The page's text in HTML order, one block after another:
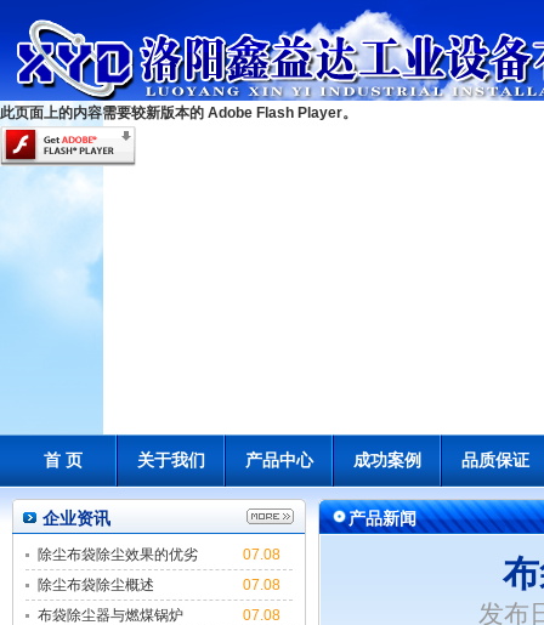
此页面上的内容需要较新版本的 Adobe Flash Player。
首 页 关于我们 产品中心 成功案例 品质保证
企业资讯
07.08
除尘布袋除尘效果的优劣
与多种因
07.08
除尘布袋除尘概述
07.08
布袋除尘器与燃煤锅炉
产品新闻
发布